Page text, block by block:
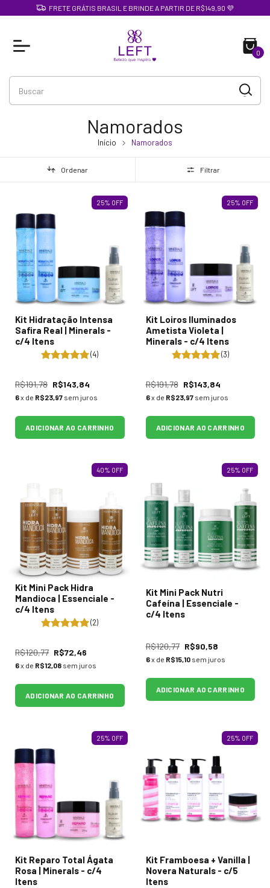
FRETE GRÁTIS BRASIL E BRINDE A PARTIR DE R$149,90 💜
0
Namorados
Início Namorados
Ordenar Filtrar
25% OFF
Kit Hidratação Intensa
Safira Real | Minerals -
c/4 Itens
(4)
R$191,78 R$143,84
6x de R$23,97 sem juros
ADICIONAR AO CARRINHO
25% OFF
Kit Loiros Iluminados
Ametista Violeta |
Minerals - c/4 Itens
(3)
R$191,78 R$143,84
6x de R$23,97 sem juros
ADICIONAR AO CARRINHO
40% OFF
Kit Mini Pack Hidra
Mandioca | Essenciale -
c/4 Itens
(2)
R$120,77 R$72,46
6x de R$12,08 sem juros
ADICIONAR AO CARRINHO
25% OFF
Kit Mini Pack Nutri
Cafeína | Essenciale -
c/4 Itens
R$120,77 R$90,58
6x de R$15,10 sem juros
ADICIONAR AO CARRINHO
25% OFF
Kit Reparo Total Ágata
Rosa | Minerals - c/4
Itens
25% OFF
Kit Framboesa + Vanilla |
Novera Naturals - c/5
Itens